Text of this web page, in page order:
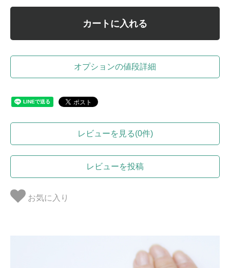
カートに入れる
オプションの値段詳細
レビューを見る(0件)
レビューを投稿
お気に入り